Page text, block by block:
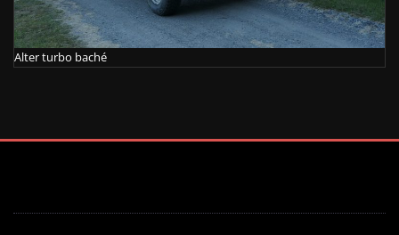
Alter turbo baché